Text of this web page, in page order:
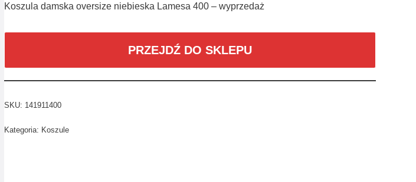
Koszula damska oversize niebieska Lamesa 400 – wyprzedaż
PRZEJDŹ DO SKLEPU
SKU: 141911400
Kategoria: Koszule